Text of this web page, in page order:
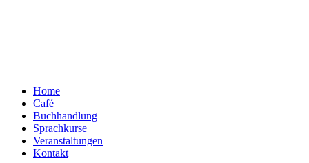
Home
Café
Buchhandlung
Sprachkurse
Veranstaltungen
Kontakt